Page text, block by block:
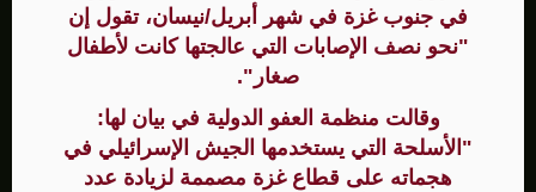
في جنوب غزة في شهر أبريل/نيسان، تقول إن
"نحو نصف الإصابات التي عالجتها كانت لأطفال
صغار".
وقالت منظمة العفو الدولية في بيان لها:
"الأسلحة التي يستخدمها الجيش الإسرائيلي في
هجماته على قطاع غزة مصممة لزيادة عدد